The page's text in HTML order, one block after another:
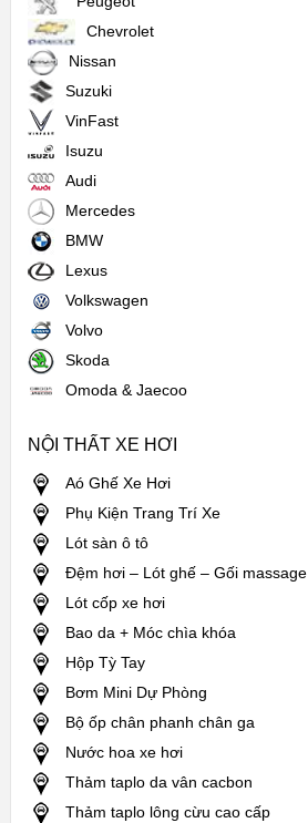
Chevrolet
Nissan
Suzuki
VinFast
Isuzu
Audi
Mercedes
BMW
Lexus
Volkswagen
Volvo
Skoda
Omoda & Jaecoo
NỘI THẤT XE HƠI
Aó Ghế Xe Hơi
Phụ Kiện Trang Trí Xe
Lót sàn ô tô
Đệm hơi – Lót ghế – Gối massage
Lót cốp xe hơi
Bao da + Móc chìa khóa
Hộp Tỳ Tay
Bơm Mini Dự Phòng
Bộ ốp chân phanh chân ga
Nước hoa xe hơi
Thảm taplo da vân cacbon
Thảm taplo lông cừu cao cấp